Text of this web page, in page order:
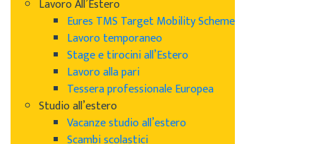
Lavoro All’Estero
Eures TMS Target Mobility Scheme
Lavoro temporaneo
Stage e tirocini all’Estero
Lavoro alla pari
Tessera professionale Europea
Studio all’estero
Vacanze studio all’estero
Scambi scolastici